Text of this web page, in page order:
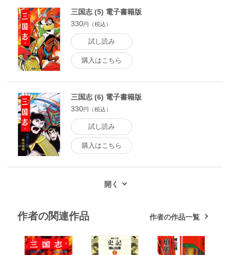
三国志 (5) 電子書籍版
330円（税込）
試し読み
購入はこちら
三国志 (6) 電子書籍版
330円（税込）
試し読み
購入はこちら
作者の関連作品 作者の作品一覧